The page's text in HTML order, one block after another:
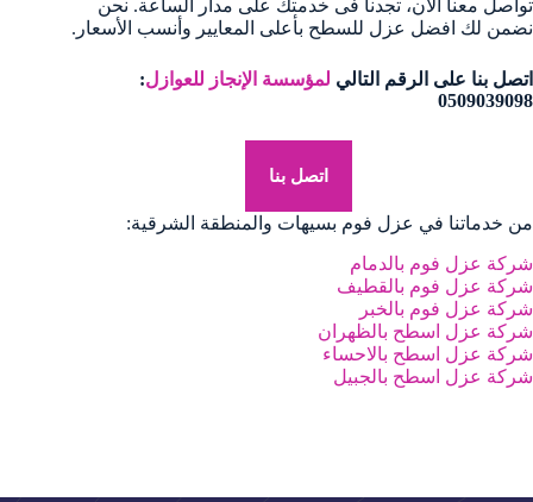
تواصل معنا الآن، تجدنا فى خدمتك على مدار الساعة. نحن
نضمن لك افضل عزل للسطح بأعلى المعايير وأنسب الأسعار.
اتصل بنا على الرقم التالي لمؤسسة الإنجاز للعوازل:
0509039098
اتصل بنا
من خدماتنا في عزل فوم بسيهات والمنطقة الشرقية:
شركة عزل فوم بالدمام
شركة عزل فوم بالقطيف
شركة عزل فوم بالخبر
شركة عزل اسطح بالظهران
شركة عزل اسطح بالاحساء
شركة عزل اسطح بالجبيل